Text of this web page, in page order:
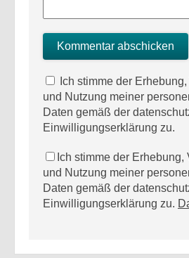
Ich stimme der
und Nutzung meiner
Daten gemäß der
Einwilligungserklärung zu.
Ich stimme der Erhebung,
und Nutzung meiner
Daten gemäß der
Einwilligungserklärung zu.